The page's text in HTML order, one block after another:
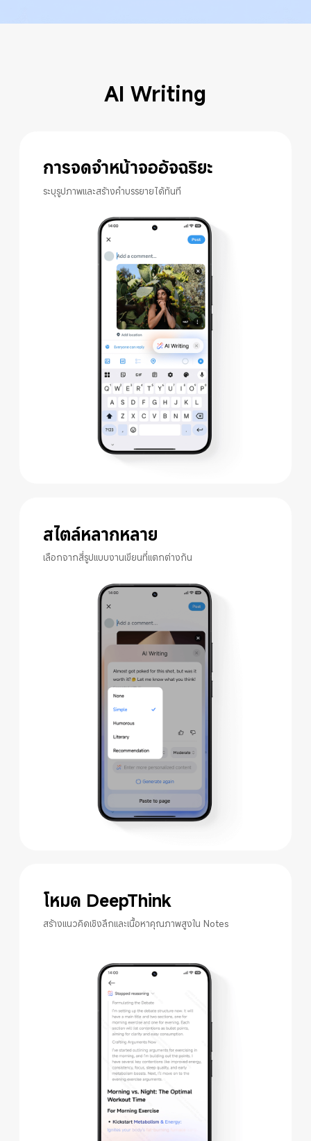
AI Writing
การจดจำหน้าจออัจฉริยะ
ระบุรูปภาพและสร้างคำบรรยายได้ทันที
สไตล์หลากหลาย
เลือกจากสี่รูปแบบงานเขียนที่แตกต่างกัน
โหมด DeepThink
สร้างแนวคิดเชิงลึกและเนื้อหาคุณภาพสูงใน Notes